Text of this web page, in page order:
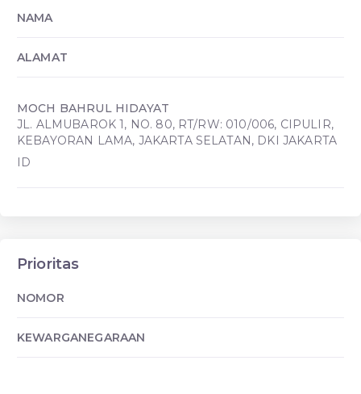
NAMA
ALAMAT
MOCH BAHRUL HIDAYAT
JL. ALMUBAROK 1, NO. 80, RT/RW: 010/006, CIPULIR,
KEBAYORAN LAMA, JAKARTA SELATAN, DKI JAKARTA
ID
Prioritas
NOMOR
KEWARGANEGARAAN